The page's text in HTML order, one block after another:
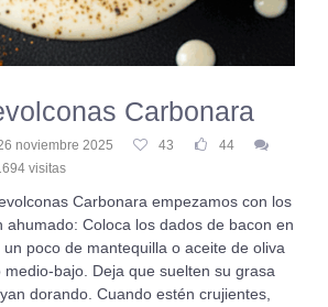
Carbonara
noviembre 2025 43
44
visitas
Carbonara empezamos con los
ahumado: Coloca los dados de bacon en
poco de mantequilla o aceite de oliva
bajo. Deja que suelten su grasa
dorando. Cuando estén crujientes,